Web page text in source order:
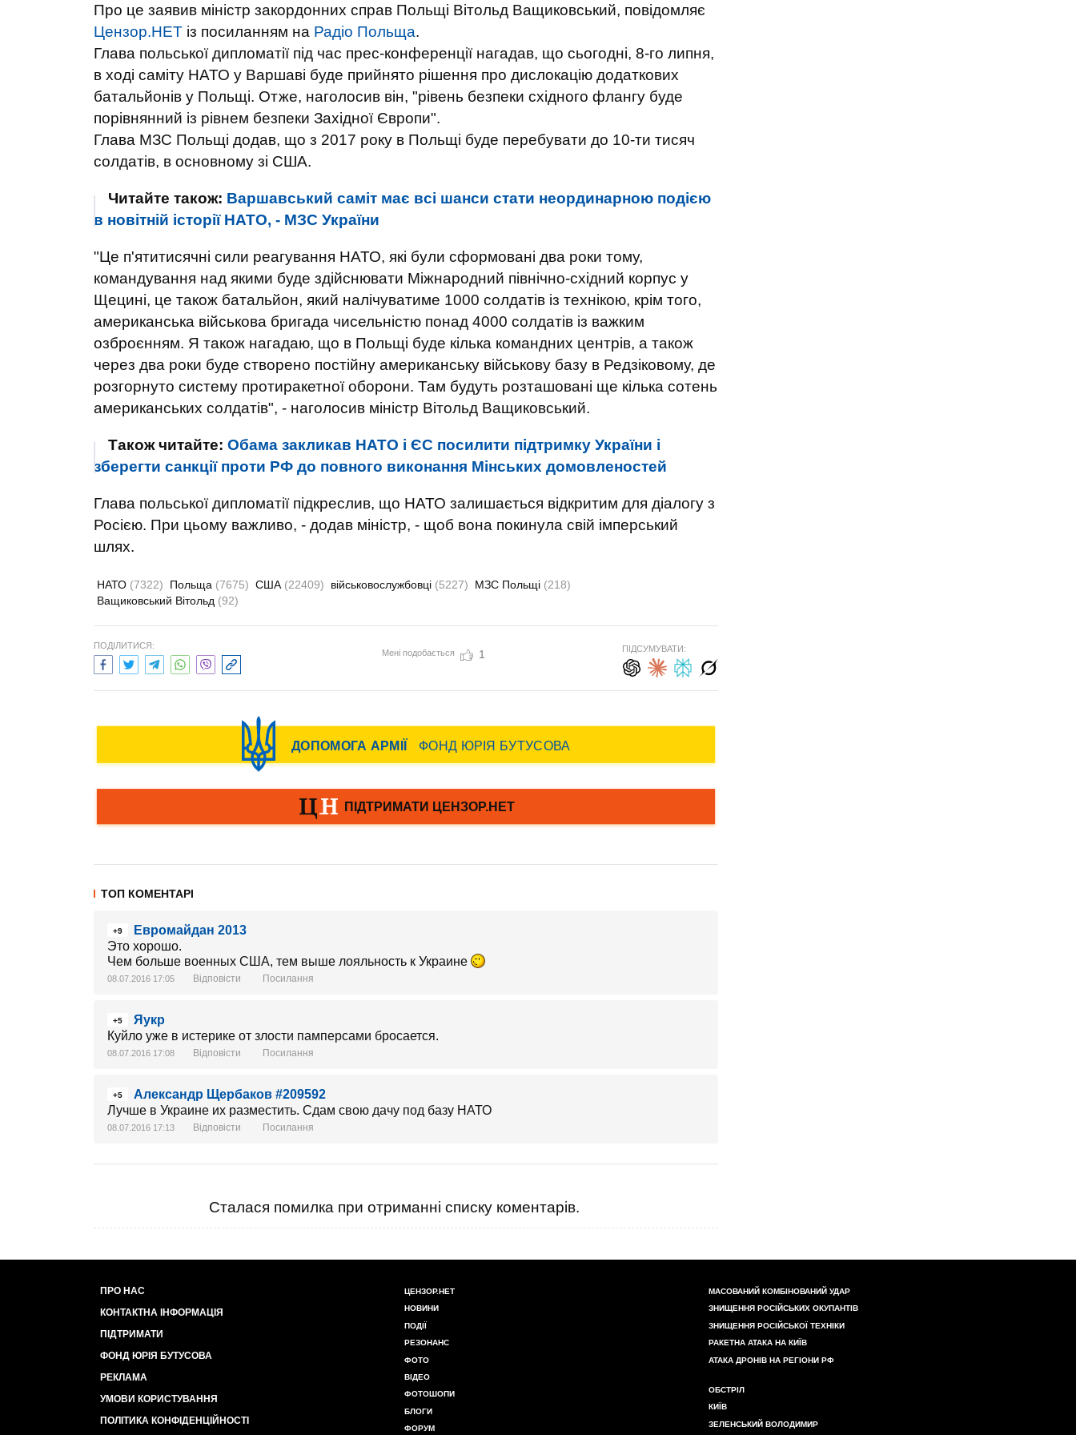
Про це заявив міністр закордонних справ Польщі Вітольд Ващиковський, повідомляє
Цензор.НЕТ із посиланням на Радіо Польща.
Глава польської дипломатії під час прес-конференції нагадав, що сьогодні, 8-го липня,
в ході саміту НАТО у Варшаві буде прийнято рішення про дислокацію додаткових
батальйонів у Польщі. Отже, наголосив він, "рівень безпеки східного флангу буде
порівнянний із рівнем безпеки Західної Європи".
Глава МЗС Польщі додав, що з 2017 року в Польщі буде перебувати до 10-ти тисяч
солдатів, в основному зі США.
Читайте також: Варшавський саміт має всі шанси стати неординарною подією
в новітній історії НАТО, - МЗС України
"Це п'ятитисячні сили реагування НАТО, які були сформовані два роки тому,
командування над якими буде здійснювати Міжнародний північно-східний корпус у
Щецині, це також батальйон, який налічуватиме 1000 солдатів із технікою, крім того,
американська військова бригада чисельністю понад 4000 солдатів із важким
озброєнням. Я також нагадаю, що в Польщі буде кілька командних центрів, а також
через два роки буде створено постійну американську військову базу в Редзіковому, де
розгорнуто систему протиракетної оборони. Там будуть розташовані ще кілька сотень
американських солдатів", - наголосив міністр Вітольд Ващиковський.
Також читайте: Обама закликав НАТО і ЄС посилити підтримку України і
зберегти санкції проти РФ до повного виконання Мінських домовленостей
Глава польської дипломатії підкреслив, що НАТО залишається відкритим для діалогу з
Росією. При цьому важливо, - додав міністр, - щоб вона покинула свій імперський
шлях.
НАТО (7322) Польща (7675) США (22409) військовослужбовці (5227) МЗС Польщі (218)
Ващиковський Вітольд (92)
ПОДІЛИТИСЯ:
Мені подобається 1 ПІДСУМУВАТИ:
ТОП КОМЕНТАРІ
+9
Евромайдан 2013
Это хорошо.
Чем больше военных США, тем выше лояльность к Украине
08.07.2016 17:05 Відповісти Посилання
+5
Яукр
Куйло уже в истерике от злости памперсами бросается.
08.07.2016 17:08 Відповісти Посилання
+5
Александр Щербаков #209592
Лучше в Украине их разместить. Сдам свою дачу под базу НАТО
08.07.2016 17:13 Відповісти Посилання
Сталася помилка при отриманні списку коментарів.
ПРО НАС
КОНТАКТНА ІНФОРМАЦІЯ
ПІДТРИМАТИ
ФОНД ЮРІЯ БУТУСОВА
РЕКЛАМА
УМОВИ КОРИСТУВАННЯ
ПОЛІТИКА КОНФІДЕНЦІЙНОСТІ
ЦЕНЗОР.НЕТ
НОВИНИ
ПОДІЇ
РЕЗОНАНС
ФОТО
ВІДЕО
ФОТОШОПИ
БЛОГИ
ФОРУМ
МАСОВАНИЙ КОМБІНОВАНИЙ УДАР
ЗНИЩЕННЯ РОСІЙСЬКИХ ОКУПАНТІВ
ЗНИЩЕННЯ РОСІЙСЬКОЇ ТЕХНІКИ
РАКЕТНА АТАКА НА КИЇВ
АТАКА ДРОНІВ НА РЕГІОНИ РФ
ОБСТРІЛ
КИЇВ
ЗЕЛЕНСЬКИЙ ВОЛОДИМИР